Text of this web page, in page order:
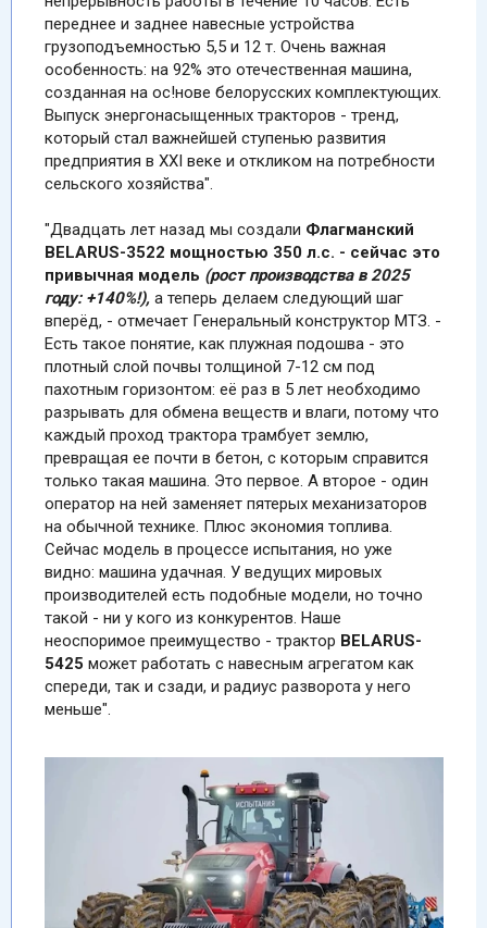
переднее и заднее навесные устройства
грузоподъемностью 5,5 и 12 т. Очень важная
особенность: на 92% это отечественная машина,
созданная на ос!нове белорусских комплектующих.
Выпуск энергонасыщенных тракторов - тренд,
который стал важнейшей ступенью развития
предприятия в ХXI веке и откликом на потребности
сельского хозяйства".
"Двадцать лет назад мы создали Флагманский
BELARUS-3522 мощностью 350 л.c. - сейчас это
привычная модель (рост производства в 2025
году: +140%!), а теперь делаем следующий шаг
вперёд, - отмечает Генеральный конструктор МТЗ. -
Есть такое понятие, как плужная подошва - это
плотный слой почвы толщиной 7-12 см под
пахотным горизонтом: её раз в 5 лет необходимо
разрывать для обмена веществ и влаги, потому что
каждый проход трактора трамбует землю,
превращая ее почти в бетон, с которым справится
только такая машина. Это первое. А второе - один
оператор на ней заменяет пятерых механизаторов
на обычной технике. Плюс экономия топлива.
Сейчас модель в процессе испытания, но уже
видно: машина удачная. У ведущих мировых
производителей есть подобные модели, но точно
такой - ни у кого из конкурентов. Наше
неоспоримое преимущество - трактор BELARUS-
5425 может работать с навесным агрегатом как
спереди, так и сзади, и радиус разворота у него
меньше".